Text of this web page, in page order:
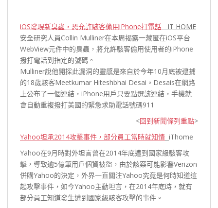
iOS發現新臭蟲，恐允許駭客偷用iPhone打電話 IT HOME
安全研究人員Collin Mulliner在本周揭露一藏匿在iOS平台
WebView元件中的臭蟲，將允許駭客偷用使用者的iPhone
撥打電話到指定的號碼。
Mulliner說他開採此漏洞的靈感是來自於今年10月底被逮捕
的18歲駭客Meetkumar Hiteshbhai Desai。Desais在網路
上公布了一個連結，iPhone用戶只要點選該連結，手機就
會自動重複撥打美國的緊急求助電話號碼911
<回到新聞條列重點>
Yahoo坦承2014攻擊事件，部分員工當時就知情 iThome
Yahoo在9月時對外坦言曾在2014年底遭到國家級駭客攻
擊，導致逾5億筆用戶個資被盜，由於該案可能影響Verizon
併購Yahoo的決定，外界一直關注Yahoo究竟是何時知道這
起攻擊事件，如今Yahoo主動坦言，在2014年底時，就有
部分員工知道發生遭到國家級駭客攻擊的事件。